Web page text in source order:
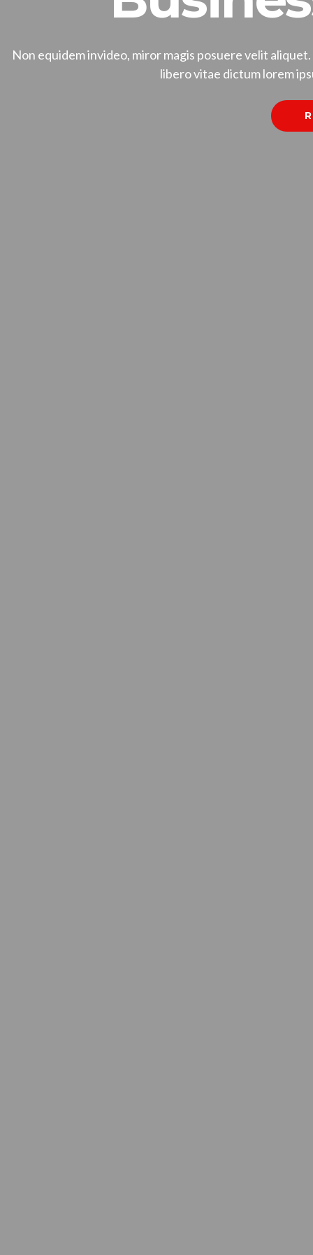
Non equidem invideo, miror magis posuere velit
libero vitae dictum lorem